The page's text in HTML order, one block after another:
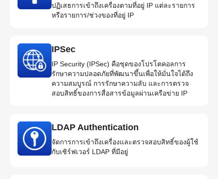
ปฏิเสธการเข้าถึงเครื่องตามที่อยู่ IP แต่ละรายการ
หรือรายการ/ช่วงของที่อยู่ IP
IPSec
IP Security (IPSec) คือชุดของโปรโตคอลการ
รักษาความปลอดภัยที่พัฒนาขึ้นเพื่อให้มั่นใจได้ถึง
ความสมบูรณ์ การรักษาความลับ และการตรวจ
สอบสิทธิ์ของการสื่อสารข้อมูลผ่านเครือข่าย IP
LDAP Authentication
จัดการการเข้าถึงเครื่องและตรวจสอบสิทธิ์ของผู้ใช้
กับเซิร์ฟเวอร์ LDAP ที่มีอยู่